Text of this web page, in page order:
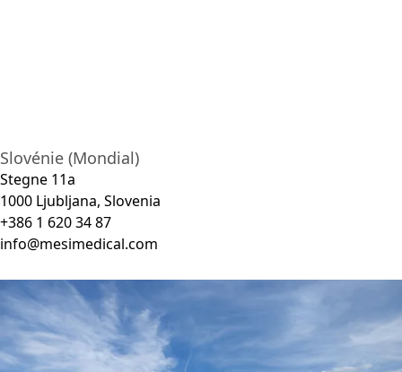
Slovénie (Mondial)
Stegne 11a
1000 Ljubljana, Slovenia
+386 1 620 34 87
info@mesimedical.com